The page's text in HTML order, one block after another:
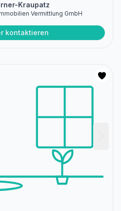
Kraupatz
Vermittlung GmbH
kontaktieren